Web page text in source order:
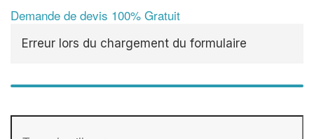
Demande de devis 100% Gratuit
Erreur lors du chargement du formulaire